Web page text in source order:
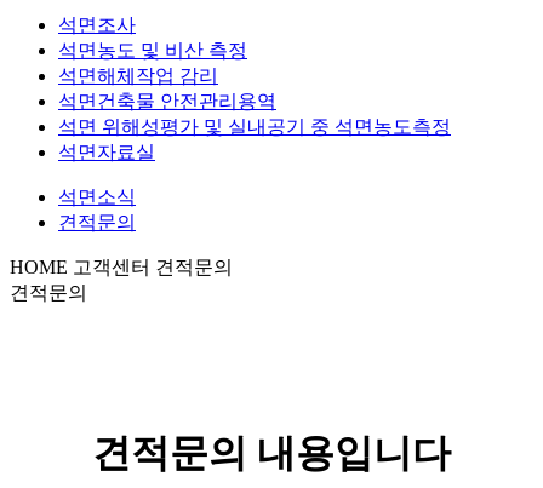
석면조사
석면농도 및 비산 측정
석면해체작업 감리
석면건축물 안전관리용역
석면 위해성평가 및 실내공기 중 석면농도측정
석면자료실
석면소식
견적문의
HOME 고객센터 견적문의
견적문의
견적문의 내용입니다